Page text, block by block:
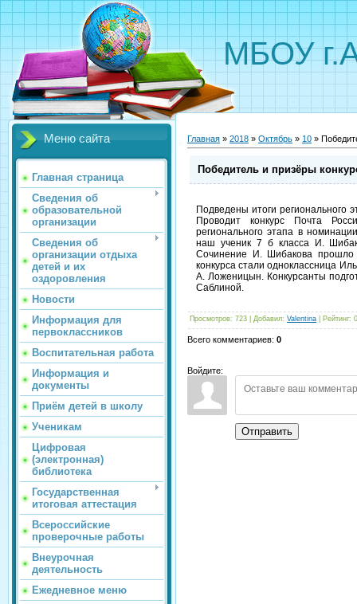
МБОУ
Меню сайта
Главная страница
Сведения об
образовательной
организации
Сведения об
организации отдыха
детей и их
оздоровления
Новости
Информация для
первоклассников
Воспитательная работа
Информация и
документы
Приём детей в школу
Ученикам
Цифровая
(электронная)
библиотека
Государственная
итоговая аттестация
Всероссийские
проверочные работы
Внеурочная
деятельность
Ежедневное меню
Главная » 2018 » Октябрь » 10 »
Победитель и призёры
Подведены итоги регионального
Проводит конкурс Почта
регионального этапа в
наш ученик 7 б класса И.
Сочинение И. Шибакова прошло
конкурса стали одноклассница
А. Ложеницын. Конкурсанты
Саблиной.
Просмотров: 723 Добавил: Valentina Рейтинг:
Всего комментариев: 0
Войдите:
Отправить